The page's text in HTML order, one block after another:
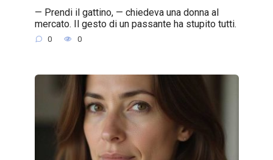
— Prendi il gattino, — chiedeva una donna al
mercato. Il gesto di un passante ha stupito tutti.
0 0